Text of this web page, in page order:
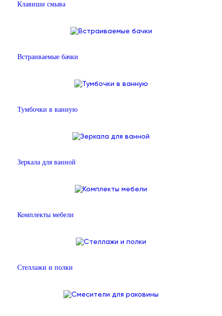
Клавиши смыва
Встраиваемые бачки
Тумбочки в ванную
Зеркала для ванной
Комплекты мебели
Стеллажи и полки